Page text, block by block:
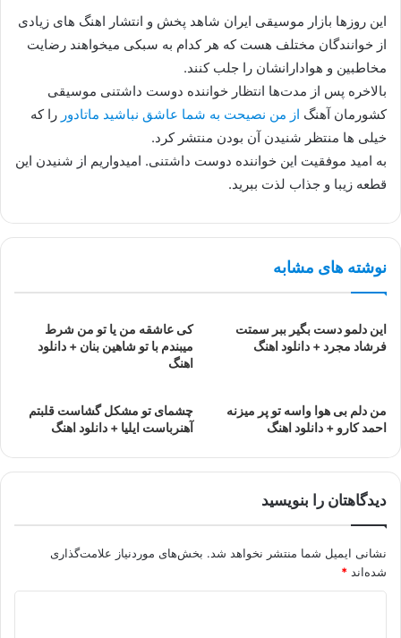
این روزها بازار موسیقی ایران شاهد پخش و انتشار اهنگ های زیادی
از خوانندگان مختلف هست که هر کدام به سبکی میخواهند رضایت
مخاطبین و هوادارانشان را جلب کنند.
بالاخره پس از مدت‌ها انتظار خواننده دوست داشتنی موسیقی
کشورمان آهنگ از من نصیحت به شما عاشق نباشید ماتادور را که
خیلی ها منتظر شنیدن آن بودن منتشر کرد.
به امید موفقیت این خواننده دوست داشتنی. امیدواریم از شنیدن این
قطعه زیبا و جذاب لذت ببرید.
نوشته های مشابه
این دلمو دست بگیر ببر سمتت
فرشاد مجرد + دانلود اهنگ
کی عاشقه من یا تو من شرط
میبندم با تو شاهین بنان + دانلود
اهنگ
من دلم بی هوا واسه تو پر میزنه
احمد کارو + دانلود اهنگ
چشمای تو مشکل گشاست قلبتم
آهنرباست ایلیا + دانلود اهنگ
دیدگاهتان را بنویسید
نشانی ایمیل شما منتشر نخواهد شد. بخش‌های موردنیاز علامت‌گذاری
شده‌اند *